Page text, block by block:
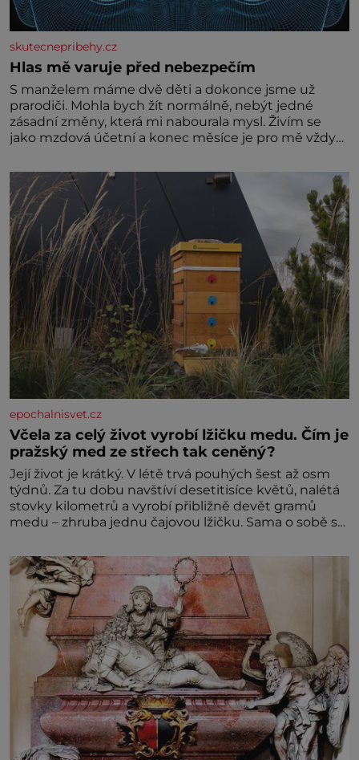
skutecnepribehy.cz
Hlas mě varuje před nebezpečím
S manželem máme dvě děti a dokonce jsme už
prarodiči. Mohla bych žít normálně, nebýt jedné
zásadní změny, která mi nabourala mysl. Živím se
jako mzdová účetní a konec měsíce je pro mě vždy
máme vnoučata, mi dcera čím dál častěji volá o
pomoc, co se hlídání týče. Dalo by se
epochalnisvet.cz
Včela za celý život vyrobí lžičku medu. Čím je
pražský med ze střech tak ceněný?
Její život je krátký. V létě trvá pouhých šest až osm
týdnů. Za tu dobu navštíví desetitisíce květů, nalétá
stovky kilometrů a vyrobí přibližně devět gramů
medu – zhruba jednu čajovou lžičku. Sama o sobě se
dalšími desítkami tisíc příslušnic svého včelstva,
vznikne jeden z nejdokonalejších organismů